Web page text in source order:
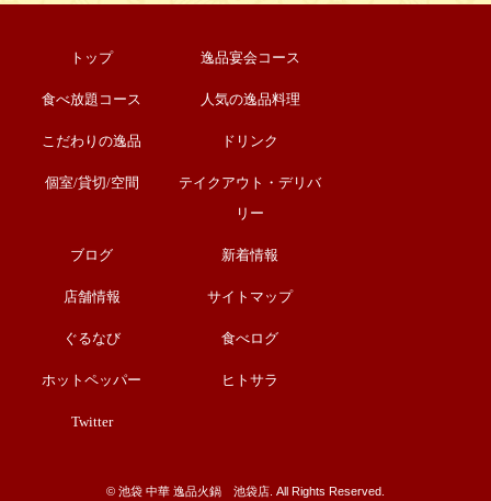
トップ 逸品宴会コース
食べ放題コース 人気の逸品料理
こだわりの逸品 ドリンク
個室/貸切/空間
テイクアウト・デリバ
リー
ブログ 新着情報
店舗情報 サイトマップ
ぐるなび 食べログ
ホットペッパー ヒトサラ
Twitter
©︎ 池袋 中華 逸品火鍋 池袋店. All Rights Reserved.